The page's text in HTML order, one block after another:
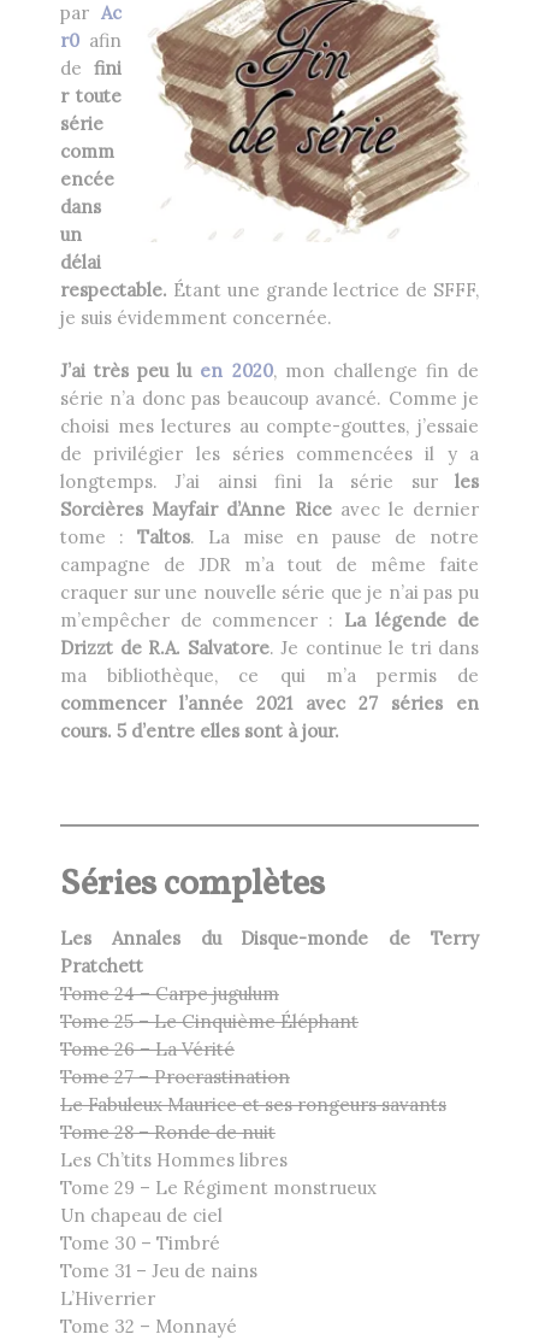
Les Cités des Anciens, Intégrale 1
Robin Hobb
Fantasy Art: Peindre Un Univers De
Légende
John Howe
The Art of Heikala: Works and
Thoughts
Heikala
RECHERCHE
par Ac
r0 afin
de fini
r toute
série
comm
encée
dans
un
délai
respectable. Étant une grande lectrice de SFFF,
je suis évidemment concernée.
J’ai très peu lu en 2020, mon challenge fin de
série n’a donc pas beaucoup avancé. Comme je
choisi mes lectures au compte-gouttes, j’essaie
de privilégier les séries commencées il y a
longtemps. J’ai ainsi fini la série sur les
Sorcières Mayfair d’Anne Riceavec le dernier
tome : Taltos. La mise en pause de notre
campagne de JDR m’a tout de même faite
craquer sur une nouvelle série que je n’ai pas pu
m’empêcher de commencer : La légende de
Drizzt de R.A. Salvatore. Je continue le tri dans
ma bibliothèque, ce qui m’a permis de
commencer l’année 2021 avec 27 séries en
cours. 5 d’entre elles sont à jour.
Séries complètes
Les Annales du Disque-monde de Terry
Pratchett
Tome 24 – Carpe jugulum
Tome 25 – Le Cinquième Éléphant
Tome 26 – La Vérité
Tome 27 – Procrastination
Le Fabuleux Maurice et ses rongeurs savants
Tome 28 – Ronde de nuit
Les Ch’tits Hommes libres
Tome 29 – Le Régiment monstrueux
Un chapeau de ciel
Tome 30 – Timbré
Tome 31 – Jeu de nains
L’Hiverrier
Tome 32 – Monnayé